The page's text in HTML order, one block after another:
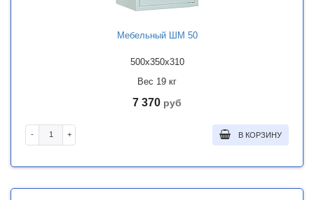
Мебельный ШМ 50
500x350x310
Вес 19 кг
7 370 руб
- + В КОРЗИНУ